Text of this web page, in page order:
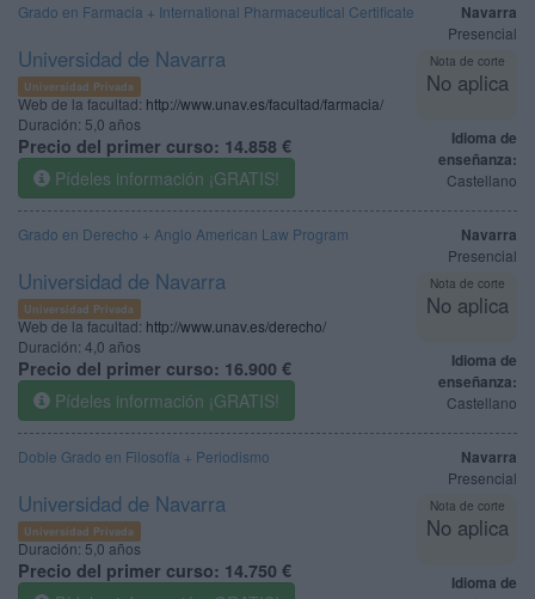
Navarra
Presencial
Nota de corte
No aplica
Idioma de
enseñanza:
Castellano
Grado en Farmacia + International Pharmaceutical Certificate
Universidad de Navarra
Universidad Privada
Web de la facultad: http://www.unav.es/facultad/farmacia/
Duración: 5,0 años
Precio del primer curso: 14.858 €
Pídeles información ¡GRATIS!
Navarra
Presencial
Nota de corte
No aplica
Idioma de
enseñanza:
Castellano
Grado en Derecho + Anglo American Law Program
Universidad de Navarra
Universidad Privada
Web de la facultad: http://www.unav.es/derecho/
Duración: 4,0 años
Precio del primer curso: 16.900 €
Pídeles información ¡GRATIS!
Navarra
Presencial
Nota de corte
No aplica
Idioma de
Doble Grado en Filosofía + Periodismo
Universidad de Navarra
Universidad Privada
Duración:5,0 años
Precio del primer curso: 14.750 €